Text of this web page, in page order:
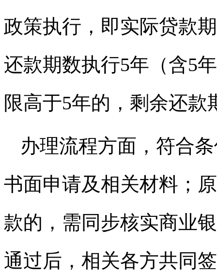
政策执行，即实际贷款
还款期数执行5年（含5
限高于5年的，剩余还
办理流程方面，符合
书面申请及相关材料；
款的，需同步核实商业
通过后，相关各方共同